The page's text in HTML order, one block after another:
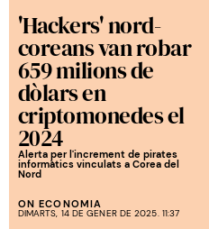
'Hackers' nord-
coreans van robar
659 milions de
dòlars en
criptomonedes el
2024
Alerta per l'increment de pirates
informàtics vinculats a Corea del
Nord
ON ECONOMIA
DIMARTS, 14 DE GENER DE 2025. 11:37